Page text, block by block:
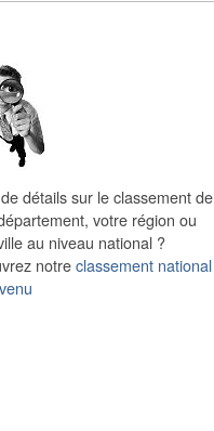
détails sur le classement de
votre région ou
au niveau national ?
notreclassement national